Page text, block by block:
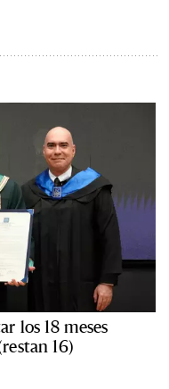
los 18 meses
16)